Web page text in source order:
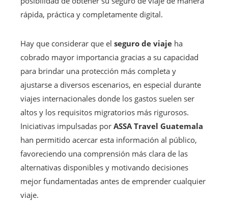
rápida, práctica y completamente digital.
Hay que considerar que el seguro de viaje ha
cobrado mayor importancia gracias a su capacidad
para brindar una protección más completa y
ajustarse a diversos escenarios, en especial durante
viajes internacionales donde los gastos suelen ser
altos y los requisitos migratorios más rigurosos.
Iniciativas impulsadas por ASSA Travel Guatemala
han permitido acercar esta información al público,
favoreciendo una comprensión más clara de las
alternativas disponibles y motivando decisiones
mejor fundamentadas antes de emprender cualquier
viaje.